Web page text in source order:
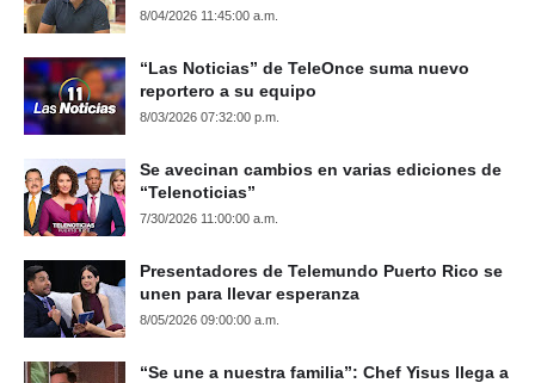
8/04/2026 11:45:00 a.m.
“Las Noticias” de TeleOnce suma nuevo
reportero a su equipo
8/03/2026 07:32:00 p.m.
Se avecinan cambios en varias ediciones de
“Telenoticias”
7/30/2026 11:00:00 a.m.
Presentadores de Telemundo Puerto Rico se
unen para llevar esperanza
8/05/2026 09:00:00 a.m.
“Se une a nuestra familia”: Chef Yisus llega a